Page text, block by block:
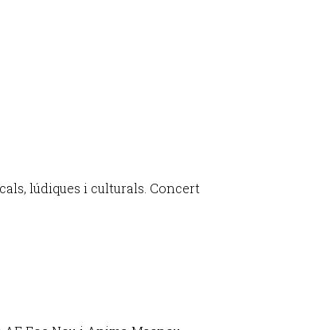
lúdiques i culturals. Concert